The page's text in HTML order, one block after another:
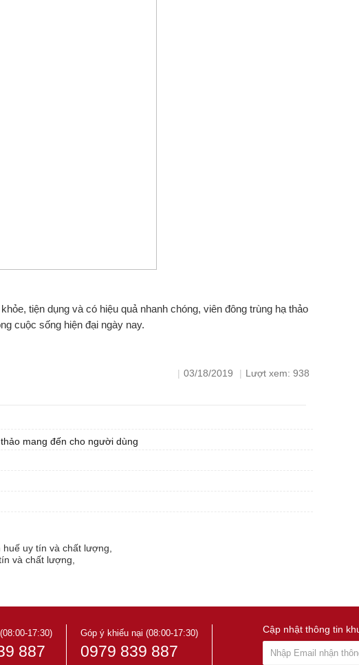
tiện dụng và có hiệu quả nhanh chóng, viên đông trùng hạ thảo
cuộc sống hiện đại ngày nay.
| 03/18/2019 | Lượt xem: 938
mang đến cho người dùng
uy tín và chất lượng,
và chất lượng,
tín và chất lượng,
chất lượng,
uy tín và chất lượng
17:30)
887
Góp ý khiếu nại (08:00-17:30)
0979 839 887
Cập nhật thông tin